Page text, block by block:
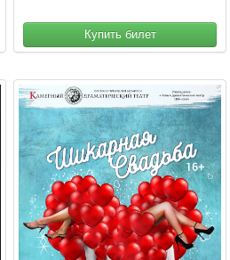
Купить билет